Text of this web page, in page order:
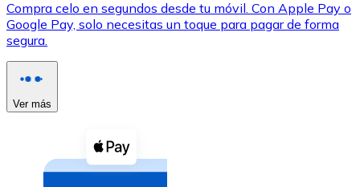
XRP
XRP
Ver todo
Compra criptomonedas con efectivo en tu tienda más
Compra celo en segundos desde tu móvil. Con Apple Pay o
Google Pay, solo necesitas un toque para pagar de forma
segura.
Ver más